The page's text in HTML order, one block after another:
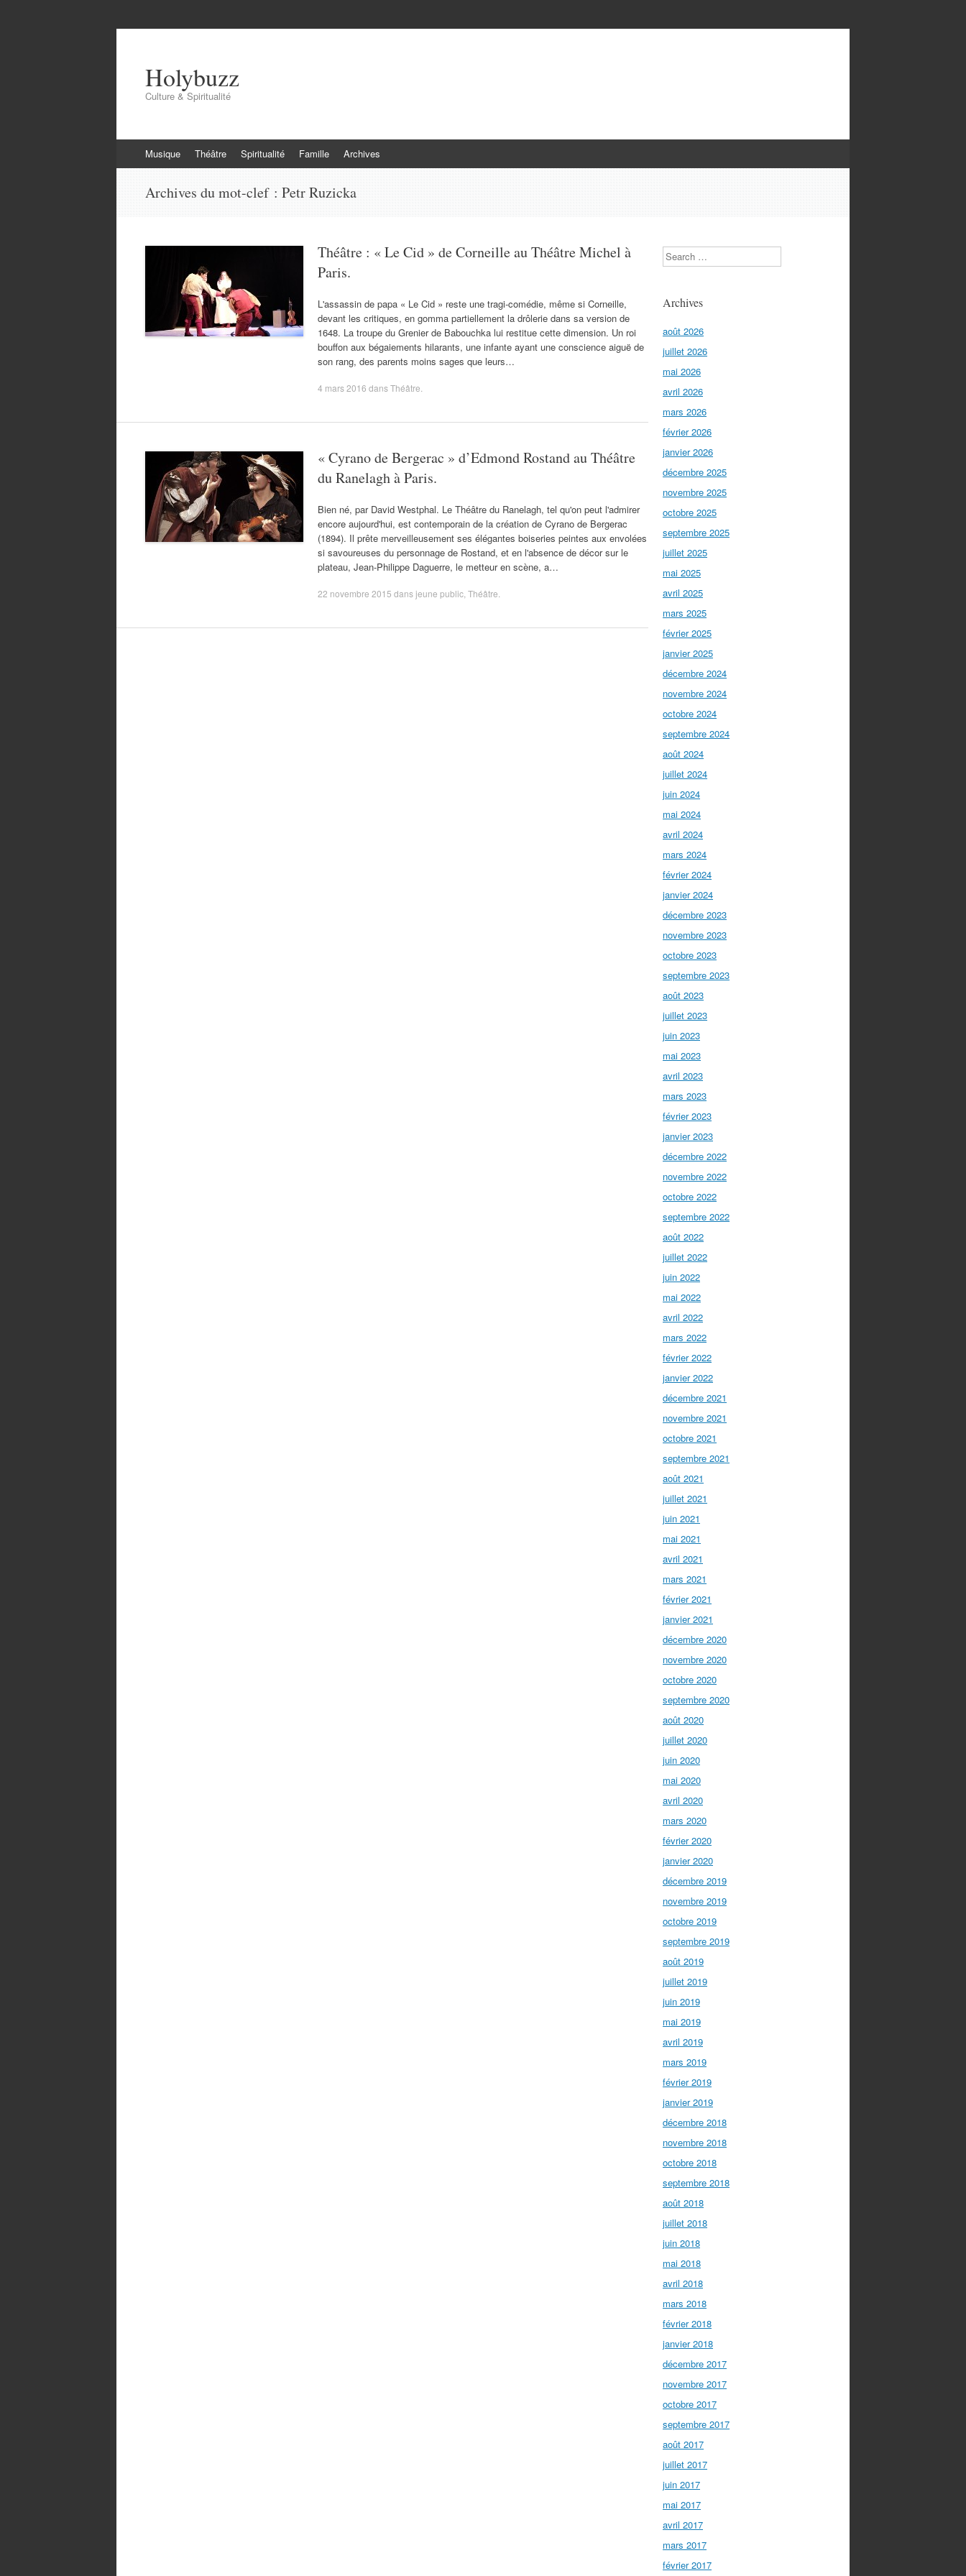
Holybuzz
Culture & Spiritualité
au
Musique Théâtre Spiritualité Famille Archives
Archives du mot-clef : Petr Ruzicka
Théâtre : « Le Cid » de Corneille au Théâtre Michel à
Paris.
L'assassin de papa « Le Cid » reste une tragi-comédie, même si Corneille,
devant les critiques, en gomma partiellement la drôlerie dans sa version de
1648. La troupe du Grenier de Babouchka lui restitue cette dimension. Un roi
bouffon aux bégaiements hilarants, une infante ayant une conscience aiguë de
son rang, des parents moins sages que leurs…
4 mars 2016 dansThéâtre
« Cyrano de Bergerac » d’Edmond Rostand au Théâtre
du Ranelagh à Paris.
Bien né, par David Westphal. Le Théâtre du Ranelagh, tel qu'on peut l'admirer
encore aujourd'hui, est contemporain de la création de Cyrano de Bergerac
(1894). Il prête merveilleusement ses élégantes boiseries peintes aux envolées
si savoureuses du personnage de Rostand, et en l'absence de décor sur le
plateau, Jean-Philippe Daguerre, le metteur en scène, a…
22 novembre 2015 dansjeune public Théâtre
Search
Archives
août 2026
juillet 2026
mai 2026
avril 2026
mars 2026
février 2026
janvier 2026
décembre 2025
novembre 2025
octobre 2025
septembre 2025
juillet 2025
mai 2025
avril 2025
mars 2025
février 2025
janvier 2025
décembre 2024
novembre 2024
octobre 2024
septembre 2024
août 2024
juillet 2024
juin 2024
mai 2024
avril 2024
mars 2024
février 2024
janvier 2024
décembre 2023
novembre 2023
octobre 2023
septembre 2023
août 2023
juillet 2023
juin 2023
mai 2023
avril 2023
mars 2023
février 2023
janvier 2023
décembre 2022
novembre 2022
octobre 2022
septembre 2022
août 2022
juillet 2022
juin 2022
mai 2022
avril 2022
mars 2022
février 2022
janvier 2022
décembre 2021
novembre 2021
octobre 2021
septembre 2021
août 2021
juillet 2021
juin 2021
mai 2021
avril 2021
mars 2021
février 2021
janvier 2021
décembre 2020
novembre 2020
octobre 2020
septembre 2020
août 2020
juillet 2020
juin 2020
mai 2020
avril 2020
mars 2020
février 2020
janvier 2020
décembre 2019
novembre 2019
octobre 2019
septembre 2019
août 2019
juillet 2019
juin 2019
mai 2019
avril 2019
mars 2019
février 2019
janvier 2019
décembre 2018
novembre 2018
octobre 2018
septembre 2018
août 2018
juillet 2018
juin 2018
mai 2018
avril 2018
mars 2018
février 2018
janvier 2018
décembre 2017
novembre 2017
octobre 2017
septembre 2017
août 2017
juillet 2017
juin 2017
mai 2017
avril 2017
mars 2017
février 2017